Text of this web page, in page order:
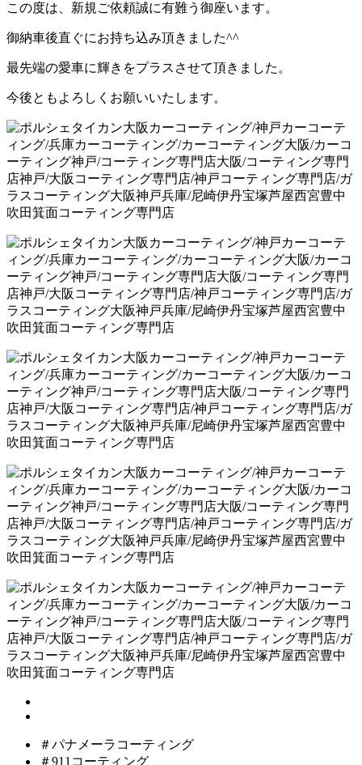
この度は、新規ご依頼誠に有難う御座います。
御納車後直ぐにお持ち込み頂きました^^
最先端の愛車に輝きをプラスさせて頂きました。
今後ともよろしくお願いいたします。
＃パナメーラコーティング
＃911コーティング